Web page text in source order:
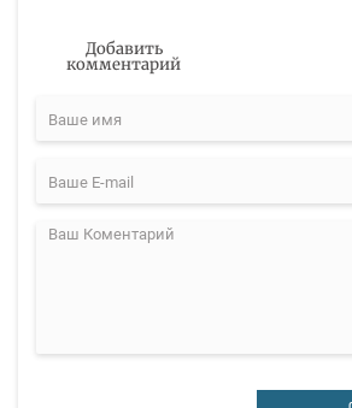
Добавить
комментарий